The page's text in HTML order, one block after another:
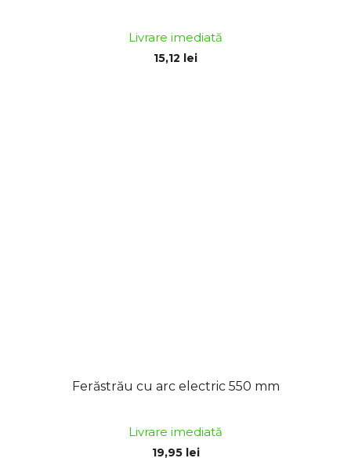
Livrare imediată
15,12 lei
Ferăstrău cu arc electric 550 mm
Livrare imediată
19,95 lei